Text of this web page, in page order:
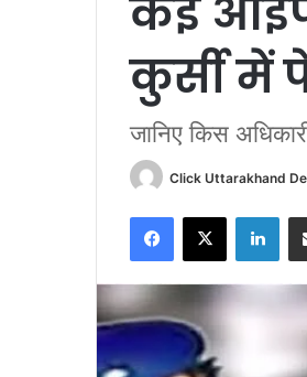
कई
कुर्सी में
जानिए किस
Click Uttarakhand